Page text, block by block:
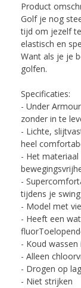
Product
Golf je nog
tijd om jezelf
elastisch en
Want als je je
golfen.
Specificaties:
- Under
zonder in te
- Lichte,
heel
- Het
-
tijdens je swing
- Model met
- Heeft een
- Koud
- Alleen
- Drogen op
- Niet strijken